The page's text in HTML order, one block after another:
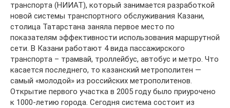
транспорта (НИИАТ), который занимается разработкой
новой системы транспортного обслуживания Казани,
столица Татарстана заняла первое место по
показателям эффективности использования маршрутной
сети. В Казани работают 4 вида пассажирского
транспорта – трамвай, троллейбус, автобус и метро. Что
касается последнего, то казанский метрополитен —
самый «молодой» из российских метрополитенов.
Открытие первого участка в 2005 году было приурочено
к 1000-летию города. Сегодня система состоит из